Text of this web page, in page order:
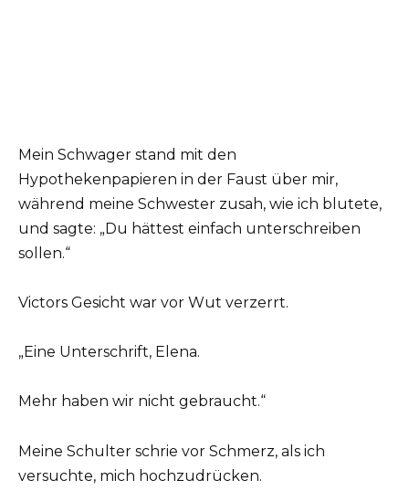
Mein Schwager stand mit den
Hypothekenpapieren in der Faust über mir,
während meine Schwester zusah, wie ich blutete,
und sagte: „Du hättest einfach unterschreiben
sollen.“
Victors Gesicht war vor Wut verzerrt.
„Eine Unterschrift, Elena.
Mehr haben wir nicht gebraucht.“
Meine Schulter schrie vor Schmerz, als ich
versuchte, mich hochzudrücken.